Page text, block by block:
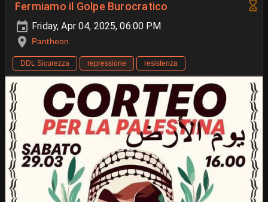
Fermiamo il Golpe Burocratico
Friday, Apr 04, 2025, 06:00 PM
Pantheon
DDL Sicurezza repressione resistenza